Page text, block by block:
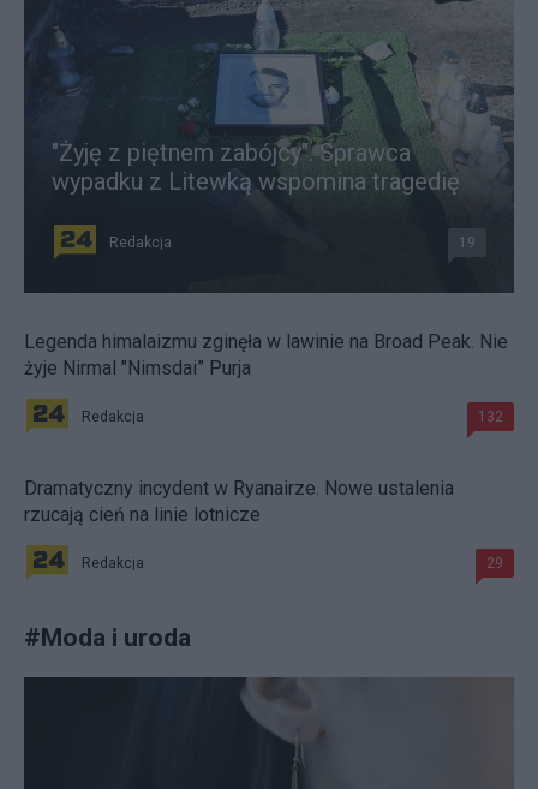
"Żyję z piętnem zabójcy". Sprawca
wypadku z Litewką wspomina tragedię
Redakcja 19
Legenda himalaizmu zginęła w lawinie na Broad Peak. Nie
żyje Nirmal "Nimsdai” Purja
Redakcja 132
Dramatyczny incydent w Ryanairze. Nowe ustalenia
rzucają cień na linie lotnicze
Redakcja 29
#Moda i uroda